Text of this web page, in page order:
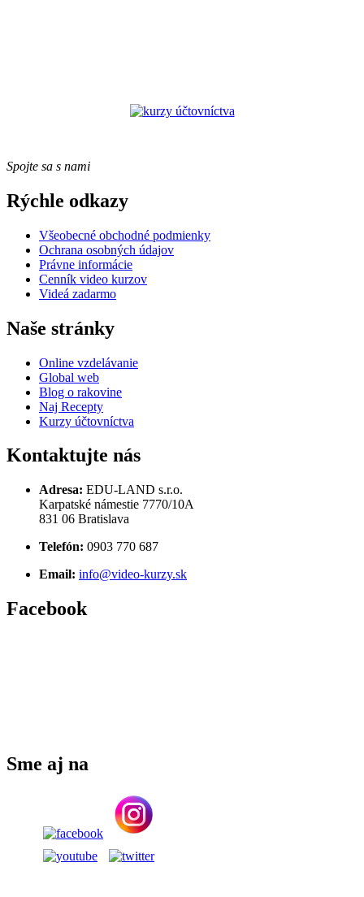
Spojte sa s nami
Rýchle odkazy
Všeobecné obchodné podmienky
Ochrana osobných údajov
Právne informácie
Cenník video kurzov
Videá zadarmo
Naše stránky
Online vzdelávanie
Global web
Blog o rakovine
Naj Recepty
Kurzy účtovníctva
Kontaktujte nás
Adresa: EDU-LAND s.r.o.
Karpatské námestie 7770/10A
831 06 Bratislava
Telefón: 0903 770 687
Email: info@video-kurzy.sk
Facebook
Sme aj na